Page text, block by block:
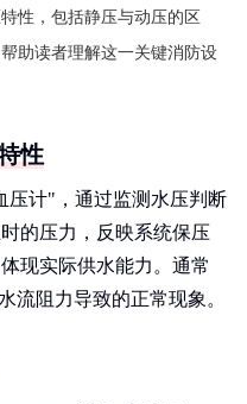
性，包括静压与动压的区
助读者理解这一关键消防设
性
压计"，通过监测水压判断
的压力，反映系统保压
现实际供水能力。通常
流阻力导致的正常现象。